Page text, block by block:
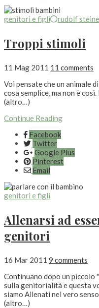
genitori e figli rudolf
Troppi stimoli
11 Mag 2011 11 comments
Voi pensate che un animale
cosa semplice, ma non è
(altro…)
Continue Reading
Facebook
Twitter
Google Plus
Pinterest
Email
genitori e figli
Allenarsi ad
genitori
16 Mar 2011 9 comments
Continuano dopo un piccolo
sulla genitorialità e questa
siamo Allenati nel vero
(altro…)